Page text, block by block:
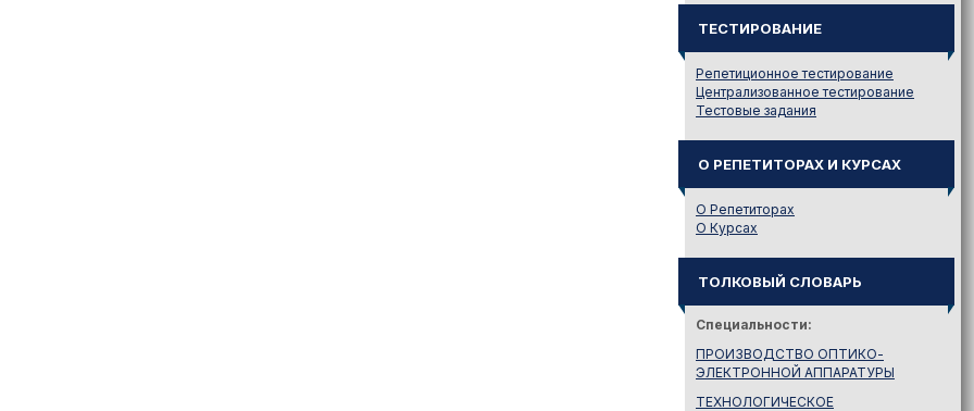
ТЕСТИРОВАНИЕ
Репетиционное тестирование
Централизованное тестирование
Тестовые задания
О РЕПЕТИТОРАХ И КУРСАХ
О Репетиторах
О Курсах
ТОЛКОВЫЙ СЛОВАРЬ
Специальности:
ПРОИЗВОДСТВО ОПТИКО-
ЭЛЕКТРОННОЙ АППАРАТУРЫ
ТЕХНОЛОГИЧЕСКОЕ